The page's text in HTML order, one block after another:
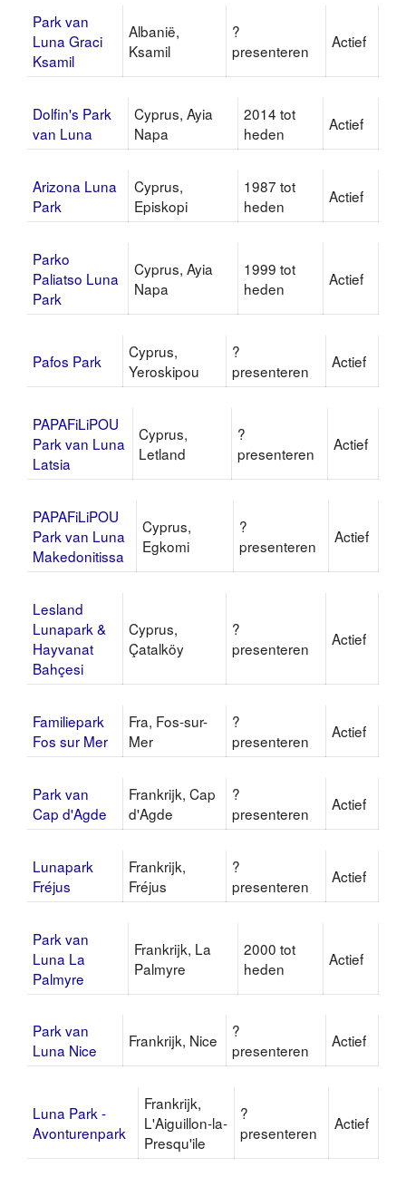
Park van
Luna Graci
Ksamil
Albanië,
Ksamil
?
presenteren
Actief
Dolfin's Park
van Luna
Cyprus, Ayia
Napa
2014 tot
heden
Actief
Arizona Luna
Park
Cyprus,
Episkopi
1987 tot
heden
Actief
Parko
Paliatso Luna
Park
Cyprus, Ayia
Napa
1999 tot
heden
Actief
Pafos Park
Cyprus,
Yeroskipou
?
presenteren
Actief
PAPAFiLiPOU
Park van Luna
Latsia
Cyprus,
Letland
?
presenteren
Actief
PAPAFiLiPOU
Park van Luna
Makedonitissa
Cyprus,
Egkomi
?
presenteren
Actief
Lesland
Lunapark &
Hayvanat
Bahçesi
Cyprus,
Çatalköy
?
presenteren
Actief
Familiepark
Fos sur Mer
Fra, Fos-sur-
Mer
?
presenteren
Actief
Park van
Cap d'Agde
Frankrijk, Cap
d'Agde
?
presenteren
Actief
Lunapark
Fréjus
Frankrijk,
Fréjus
?
presenteren
Actief
Park van
Luna La
Palmyre
Frankrijk, La
Palmyre
2000 tot
heden
Actief
Park van
Luna Nice
Frankrijk, Nice
?
presenteren
Actief
Luna Park -
Avonturenpark
Frankrijk,
L'Aiguillon-la-
Presqu'ile
?
presenteren
Actief